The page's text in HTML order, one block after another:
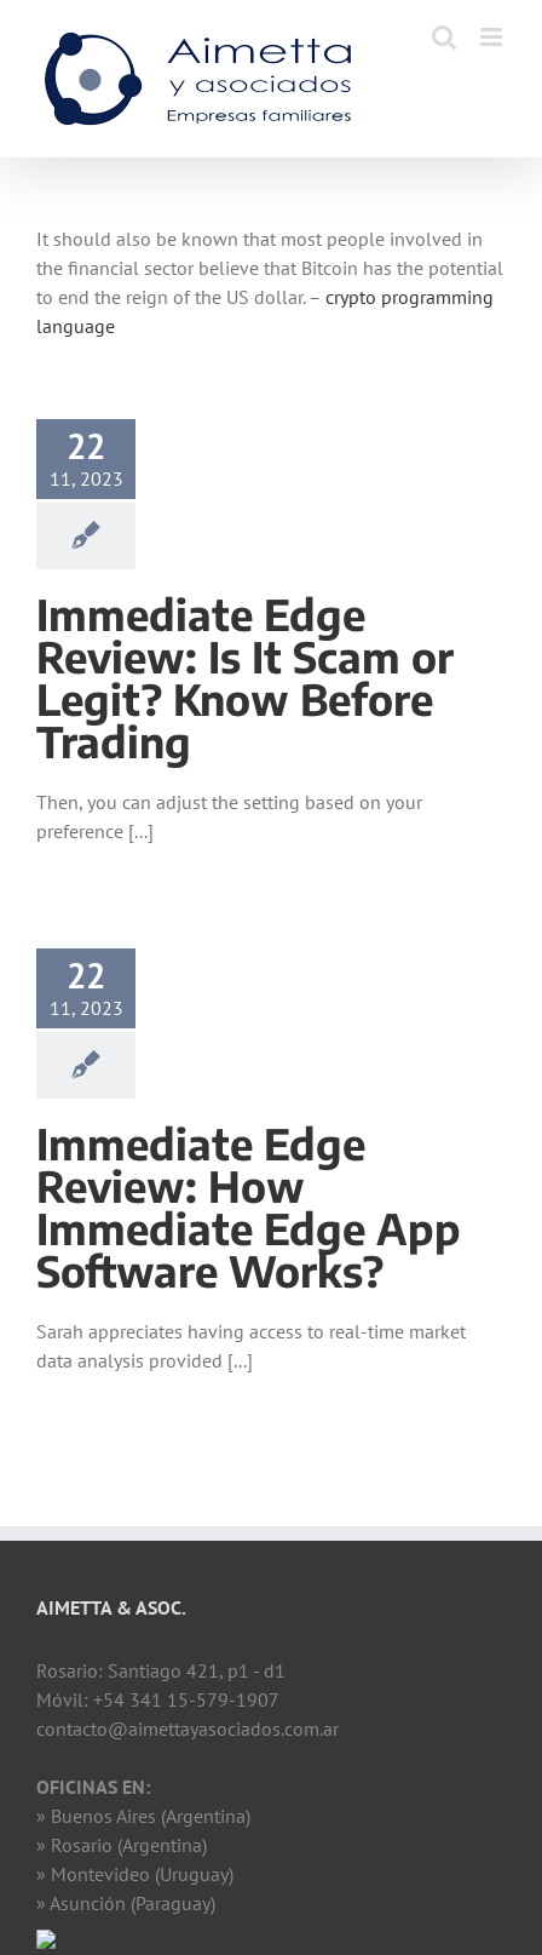
content
It should also be known that most people involved in
the financial sector believe that Bitcoin has the potential
to end the reign of the US dollar. – crypto programming
language
22
11, 2023
Immediate Edge
Review: Is It Scam or
Legit? Know Before
Trading
Then, you can adjust the setting based on your
preference [...]
22
11, 2023
Immediate Edge
Review: How
Immediate Edge App
Software Works?
Sarah appreciates having access to real-time market
data analysis provided [...]
AIMETTA & ASOC.
Rosario: Santiago 421, p1 - d1
Móvil: +54 341 15-579-1907
contacto@aimettayasociados.com.ar
OFICINAS EN:
» Buenos Aires (Argentina)
» Rosario (Argentina)
» Montevideo (Uruguay)
» Asunción (Paraguay)